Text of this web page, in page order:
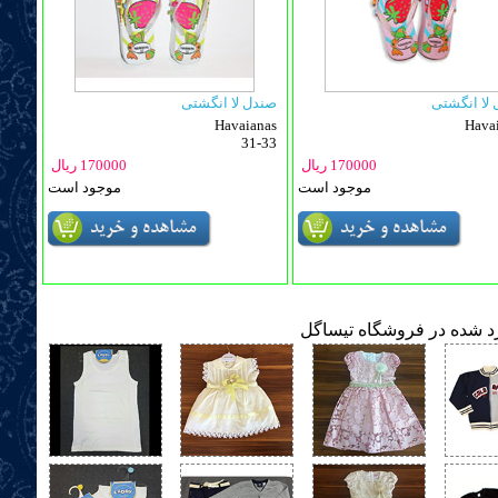
صندل لا انگشتی
Havaianas
31-33
170000 ریال
موجود است
لا انگشتی
170000 ریال
موجود است
شده در فروشگاه تیساگل